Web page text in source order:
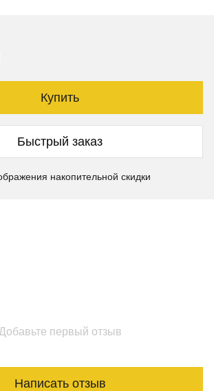
Купить
Быстрый заказ
накопительной скидки
Добавьте первый отзыв
Написать отзыв